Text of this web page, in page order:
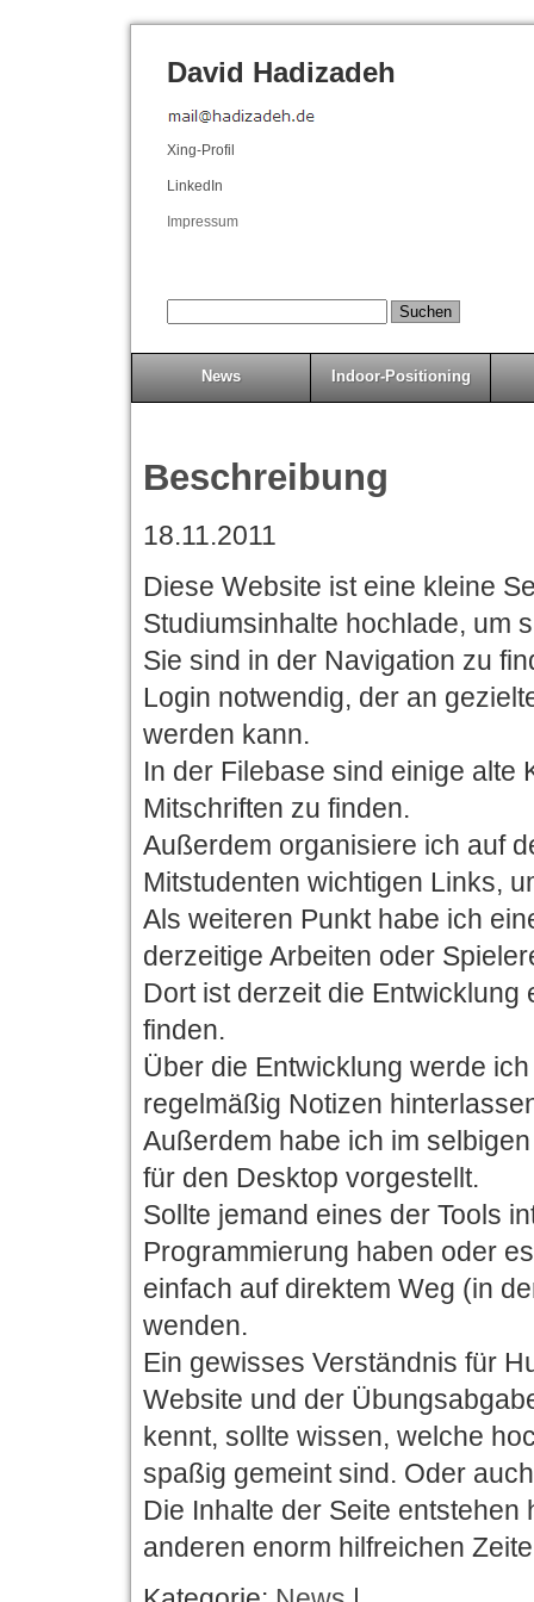
David Hadizadeh
Xing-Profil
LinkedIn
Impressum
News Indoor-Positioning
Beschreibung
18.11.2011
Diese Website ist eine kleine
Studiumsinhalte hochlade, um
Sie sind in der Navigation zu
Login notwendig, der an
werden kann.
In der Filebase sind einige alte
Mitschriften zu finden.
Außerdem organisiere ich auf
Mitstudenten wichtigen Links,
Als weiteren Punkt habe ich
derzeitige Arbeiten oder
Dort ist derzeit die
finden.
Über die Entwicklung werde
regelmäßig Notizen
Außerdem habe ich im
für den Desktop vorgestellt.
Sollte jemand eines der Tools
Programmierung haben oder
einfach auf direktem Weg (in
wenden.
Ein gewisses Verständnis für
Website und der
kennt, sollte wissen, welche
spaßig gemeint sind. Oder
Die Inhalte der Seite
anderen enorm hilfreichen